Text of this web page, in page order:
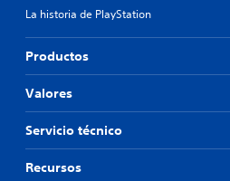
La historia de PlayStation
Productos
Valores
Servicio técnico
Recursos